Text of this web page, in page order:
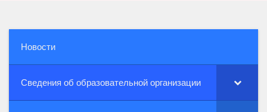
Новости
Сведения об образовательной организации